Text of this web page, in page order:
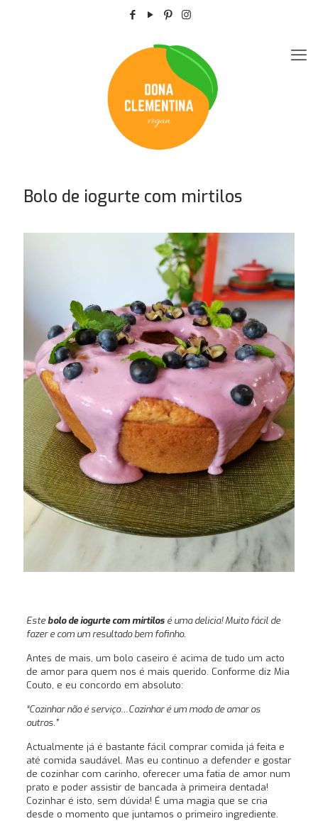
Bolo de iogurte com mirtilos
Estebolo de iogurte com mirtilosé uma delicia! Muito fácil de
fazer e com um resultado bem fofinho.
Antes de mais, um bolo caseiro é acima de tudo um acto
de amor para quem nos é mais querido. Conforme diz Mia
Couto, e eu concordo em absoluto:
“Cozinhar não é serviço…Cozinhar é um modo de amar os
outros.”
Actualmente já é bastante fácil comprar comida já feita e
até comida saudável. Mas eu continuo a defender e gostar
de cozinhar com carinho, oferecer uma fatia de amor num
prato e poder assistir de bancada à primeira dentada!
Cozinhar é isto, sem dúvida! É uma magia que se cria
desde o momento que juntamos o primeiro ingrediente.